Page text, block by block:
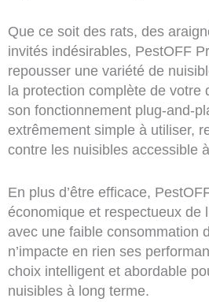
Que ce soit des rats, des
invités indésirables, PestOFF
repousser une variété de
la protection complète de votre
son fonctionnement plug-and-
extrêmement simple à utiliser,
contre les nuisibles accessible
En plus d’être efficace,
économique et respectueux de
avec une faible consommation
n’impacte en rien ses
choix intelligent et abordable
nuisibles à long terme.